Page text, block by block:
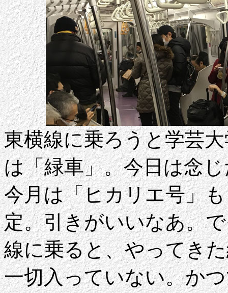
東横線に乗ろうと学芸
は「緑車」。今日は念
今月は「ヒカリエ号」
定。引きがいいなあ。
線に乗ると、やってき
一切入っていない。か